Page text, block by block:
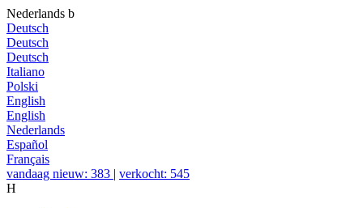
Nederlands b
Deutsch
Deutsch
Deutsch
Italiano
Polski
English
English
Nederlands
Español
Français
vandaag nieuw: 383 | verkocht: 545
H